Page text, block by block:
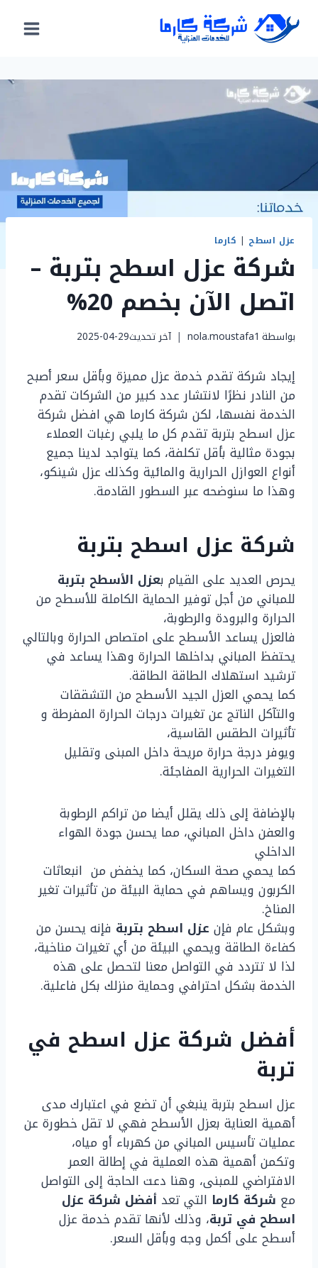
المحتوى
عزل اسطح | كارما
شركة عزل اسطح بتربة –
اتصل الآن بخصم 20%
بواسطة nola.moustafa1 آخر تحديث2025-04-29
إيجاد شركة تقدم خدمة عزل مميزة وبأقل سعر أصبح
من النادر نظرًا لانتشار عدد كبير من الشركات تقدم
الخدمة نفسها، لكن شركة كارما هي افضل شركة
عزل اسطح بتربة تقدم كل ما يلبي رغبات العملاء
بجودة مثالية بأقل تكلفة، كما يتواجد لدينا جميع
أنواع العوازل الحرارية والمائية وكذلك عزل شينكو،
وهذا ما سنوضحه عبر السطور القادمة.
شركة عزل اسطح بتربة
يحرص العديد على القيام بعزل الأسطح بتربة
للمباني من أجل توفير الحماية الكاملة للأسطح من
الحرارة والبرودة والرطوبة،
فالعزل يساعد الأسطح على امتصاص الحرارة وبالتالي
يحتفظ المباني بداخلها الحرارة وهذا يساعد في
ترشيد استهلاك الطاقة الطاقة.
كما يحمي العزل الجيد الأسطح من التشققات
والتآكل الناتج عن تغيرات درجات الحرارة المفرطة و
تأثيرات الطقس القاسية،
ويوفر درجة حرارة مريحة داخل المبنى وتقليل
التغيرات الحرارية المفاجئة.
بالإضافة إلى ذلك يقلل أيضا من تراكم الرطوبة
والعفن داخل المباني، مما يحسن جودة الهواء
الداخلي
كما يحمي صحة السكان، كما يخفض من انبعاثات
الكربون ويساهم في حماية البيئة من تأثيرات تغير
المناخ.
وبشكل عام فإن عزل اسطح بتربة فإنه يحسن من
كفاءة الطاقة ويحمي البيئة من أي تغيرات مناخية،
لذا لا تتردد في التواصل معنا لتحصل على هذه
الخدمة بشكل احترافي وحماية منزلك بكل فاعلية.
أفضل شركة عزل اسطح في
تربة
عزل اسطح بتربة ينبغي أن تضع في اعتبارك مدى
أهمية العناية بعزل الأسطح فهي لا تقل خطورة عن
عمليات تأسيس المباني من كهرباء أو مياه،
وتكمن أهمية هذه العملية في إطالة العمر
الافتراضي للمبنى، وهنا دعت الحاجة إلى التواصل
مع شركة كارما التي تعد أفضل شركة عزل
اسطح في تربة، وذلك لأنها تقدم خدمة عزل
أسطح على أكمل وجه وبأقل السعر.